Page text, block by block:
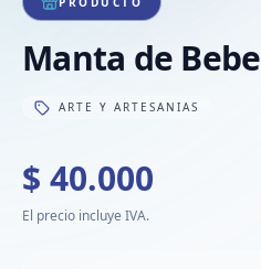
Manta de Bebe
ARTE Y ARTESANIAS
$ 40.000
El precio incluye IVA.